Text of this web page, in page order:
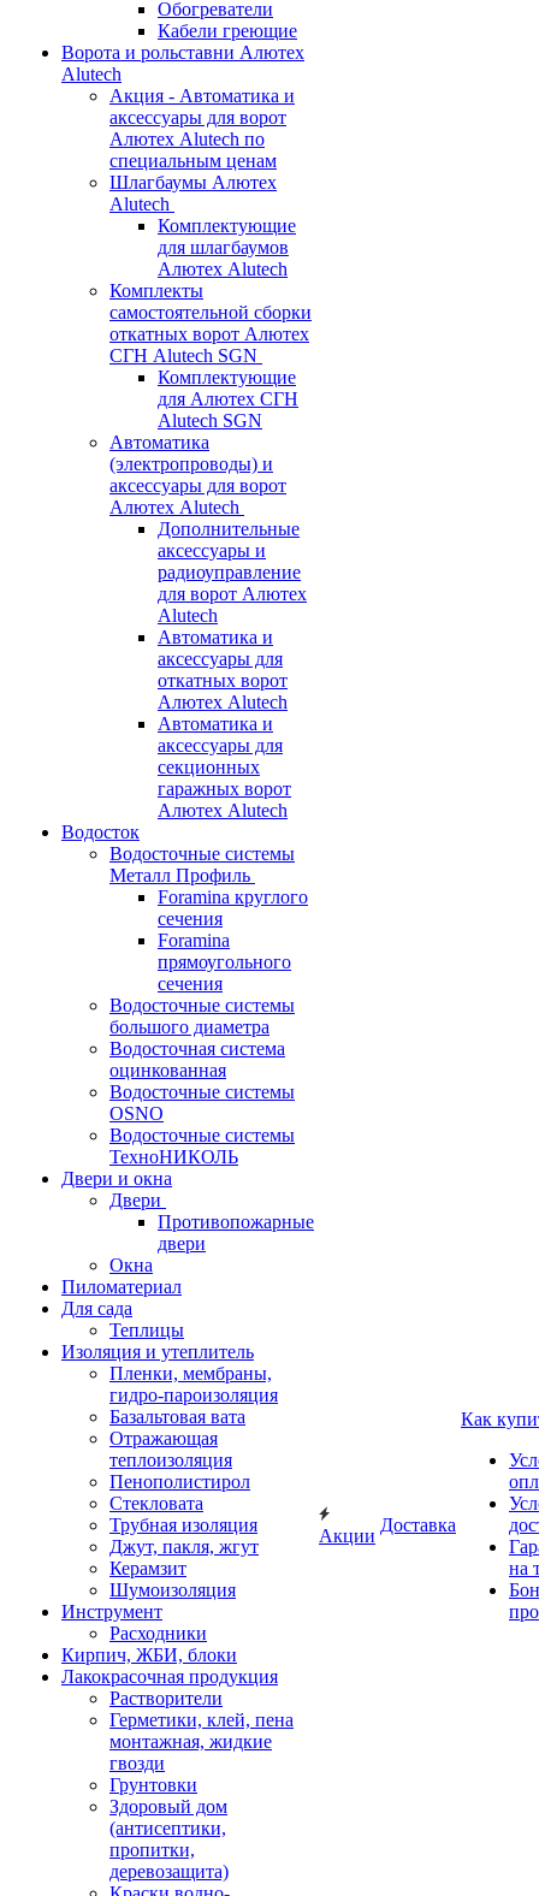
Обогреватели
Кабели греющие
Ворота и рольставни Алютех
Alutech
Акция - Автоматика и
аксессуары для ворот
Алютех Alutech по
специальным ценам
Шлагбаумы Алютех
Alutech
Комплектующие
для шлагбаумов
Алютех Alutech
Комплекты
самостоятельной сборки
откатных ворот Алютех
СГН Alutech SGN
Комплектующие
для Алютех СГН
Alutech SGN
Автоматика
(электропроводы) и
аксессуары для ворот
Алютех Alutech
Дополнительные
аксессуары и
радиоуправление
для ворот Алютех
Alutech
Автоматика и
аксессуары для
откатных ворот
Алютех Alutech
Автоматика и
аксессуары для
секционных
гаражных ворот
Алютех Alutech
Водосток
Водосточные системы
Металл Профиль
Foramina круглого
сечения
Foramina
прямоугольного
сечения
Водосточные системы
большого диаметра
Водосточная система
оцинкованная
Водосточные системы
OSNO
Водосточные системы
ТехноНИКОЛЬ
Двери и окна
Двери
Противопожарные
двери
Окна
Пиломатериал
Для сада
Теплицы
Изоляция и утеплитель
Пленки, мембраны,
гидро-пароизоляция
Базальтовая вата
Отражающая
теплоизоляция
Пенополистирол
Стекловата
Трубная изоляция
Джут, пакля, жгут
Керамзит
Шумоизоляция
Инструмент
Расходники
Кирпич, ЖБИ, блоки
Лакокрасочная продукция
Растворители
Герметики, клей, пена
монтажная, жидкие
гвозди
Грунтовки
Здоровый дом
(антисептики,
пропитки,
деревозащита)
Акции
Доставка
Как
на